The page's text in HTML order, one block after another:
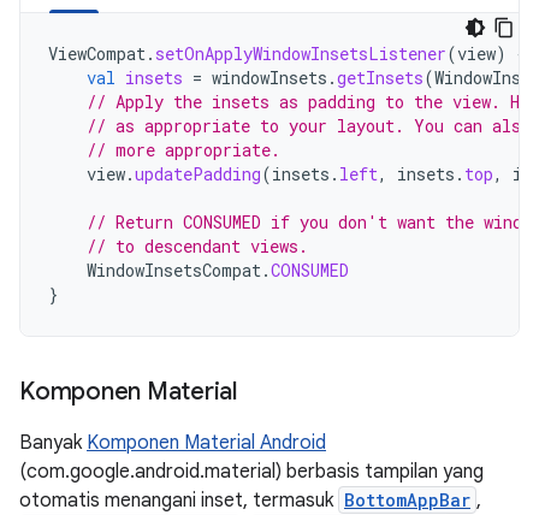
ViewCompat. setOnApplyWindowInsetsListener(view) {
val insets = windowInsets .getInsets(
// Apply the insets as padding to the view.
// as appropriate to your layout. You can
// more appropriate.
view.updatePadding(insets . left, insets . top,
// Return CONSUMED if you don't want the
// to descendant views.
WindowInsetsCompat.CONSUMED
}
Komponen Material
Banyak Komponen Material Android
(com.google.android.material) berbasis tampilan yang
otomatis menangani inset, termasuk BottomAppBar ,